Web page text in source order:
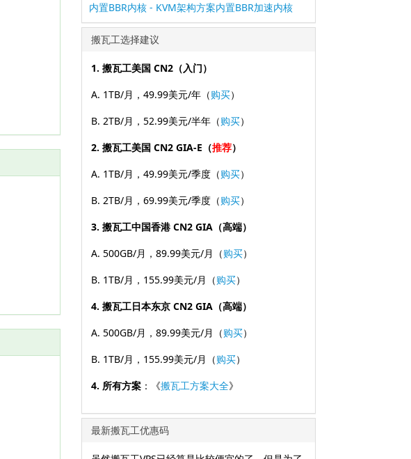
内置BBR内核 - KVM架构方案内置BBR加速内核
搬瓦工选择建议
1. 搬瓦工美国 CN2（入门）
A. 1TB/月，49.99美元/年（购买）
B. 2TB/月，52.99美元/半年（购买）
2. 搬瓦工美国 CN2 GIA-E（推荐）
A. 1TB/月，49.99美元/季度（购买）
B. 2TB/月，69.99美元/季度（购买）
3. 搬瓦工中国香港 CN2 GIA（高端）
A. 500GB/月，89.99美元/月（购买）
B. 1TB/月，155.99美元/月（购买）
4. 搬瓦工日本东京 CN2 GIA（高端）
A. 500GB/月，89.99美元/月（购买）
B. 1TB/月，155.99美元/月（购买）
4. 所有方案：《搬瓦工方案大全》
最新搬瓦工优惠码